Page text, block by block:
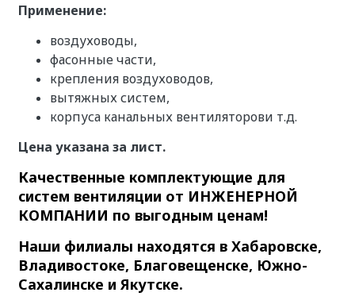
Применение:
воздуховоды,
фасонные части,
крепления воздуховодов,
вытяжных систем,
корпуса канальных вентиляторови т.д.
Цена указана за лист.
Качественные комплектующие для
систем вентиляции от ИНЖЕНЕРНОЙ
КОМПАНИИ по выгодным ценам!
Наши филиалы находятся в Хабаровске,
Владивостоке, Благовещенске, Южно-
Сахалинске и Якутске.